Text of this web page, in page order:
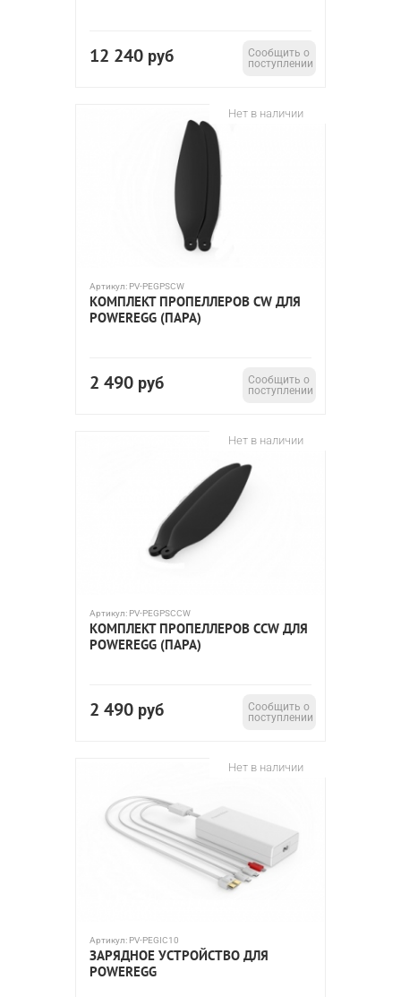
12 240 руб
Сообщить о
поступлении
Нет в наличии
Артикул: PV-PEGPSCW
КОМПЛЕКТ ПРОПЕЛЛЕРОВ CW ДЛЯ
POWEREGG (ПАРА)
2 490 руб
Сообщить о
поступлении
Нет в наличии
Артикул: PV-PEGPSCCW
КОМПЛЕКТ ПРОПЕЛЛЕРОВ CCW ДЛЯ
POWEREGG (ПАРА)
2 490 руб
Сообщить о
поступлении
Нет в наличии
Артикул: PV-PEGIC10
ЗАРЯДНОЕ УСТРОЙСТВО ДЛЯ
POWEREGG